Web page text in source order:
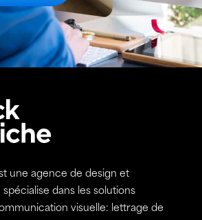
une agence de design et
spécialise dans les solutions
visuelle: lettrage de